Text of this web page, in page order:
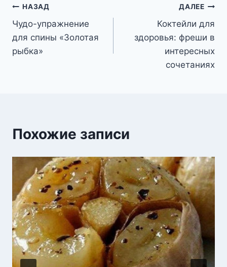
Навигация
по
записям
НАЗАД
Чудо-упражнение
для спины «Золотая
рыбка»
ДАЛЕЕ
Коктейли для
здоровья: фреши в
интересных
сочетаниях
Похожие записи